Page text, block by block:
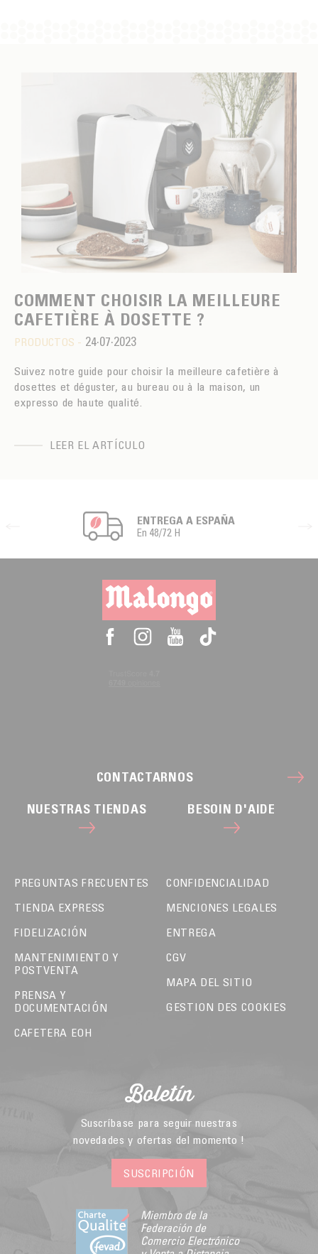
COMMENT CHOISIR LA MEILLEURE
CAFETIÈRE À DOSETTE ?
PRODUCTOS - 24·07·2023
Suivez notre guide pour choisir la meilleure cafetière à
dosettes et déguster, au bureau ou à la maison, un
expresso de haute qualité.
LEER EL ARTÍCULO
ENTREGA A ESPAÑA
En 48/72 H
CONTACTARNOS
NUESTRAS TIENDAS BESOIN D'AIDE
PREGUNTAS FRECUENTES
TIENDA EXPRESS
FIDELIZACIÓN
MANTENIMIENTO Y
POSTVENTA
PRENSA Y
DOCUMENTACIÓN
CAFETERA EOH
CONFIDENCIALIDAD
MENCIONES LEGALES
ENTREGA
CGV
MAPA DEL SITIO
GESTION DES COOKIES
Boletín
Suscríbase para seguir nuestras
novedades y ofertas del momento !
SUSCRIPCIÓN
Miembro de la
Federación de
Comercio Electrónico